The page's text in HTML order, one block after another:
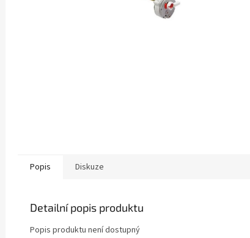
Popis Diskuze
Detailní popis produktu
Popis produktu není dostupný